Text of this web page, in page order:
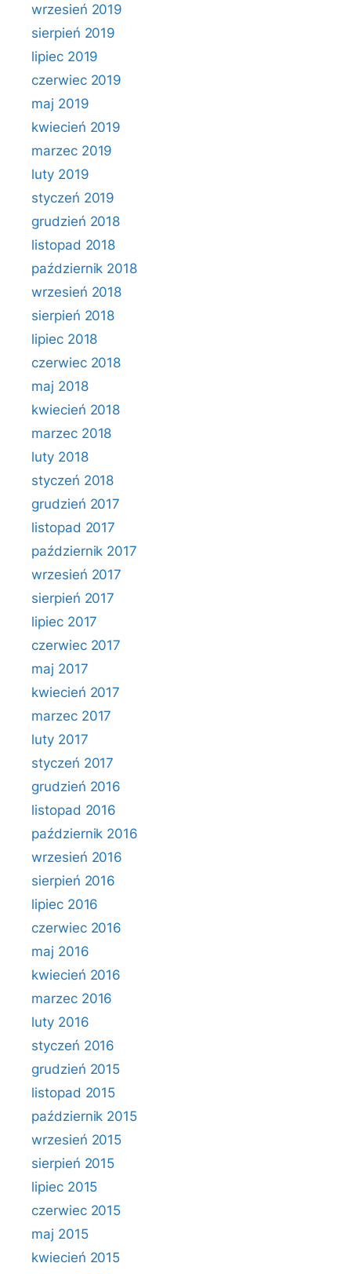
wrzesień 2019
sierpień 2019
lipiec 2019
czerwiec 2019
maj 2019
kwiecień 2019
marzec 2019
luty 2019
styczeń 2019
grudzień 2018
listopad 2018
październik 2018
wrzesień 2018
sierpień 2018
lipiec 2018
czerwiec 2018
maj 2018
kwiecień 2018
marzec 2018
luty 2018
styczeń 2018
grudzień 2017
listopad 2017
październik 2017
wrzesień 2017
sierpień 2017
lipiec 2017
czerwiec 2017
maj 2017
kwiecień 2017
marzec 2017
luty 2017
styczeń 2017
grudzień 2016
listopad 2016
październik 2016
wrzesień 2016
sierpień 2016
lipiec 2016
czerwiec 2016
maj 2016
kwiecień 2016
marzec 2016
luty 2016
styczeń 2016
grudzień 2015
listopad 2015
październik 2015
wrzesień 2015
sierpień 2015
lipiec 2015
czerwiec 2015
maj 2015
kwiecień 2015